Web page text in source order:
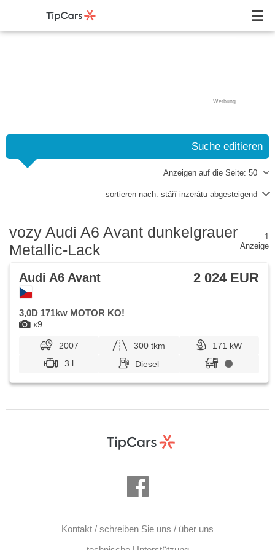
Werbung
Suche editieren
Anzeigen auf die Seite: 50
sortieren nach: stáří inzerátu abgesteigend
vozy Audi A6 Avant dunkelgrauer
Metallic-Lack
1
Anzeige
x9
Audi A6 Avant 2 024 EUR
3,0D 171kw MOTOR KO!
2007 300 tkm
171 kW
3 l
Diesel
Kontakt / schreiben Sie uns / über uns